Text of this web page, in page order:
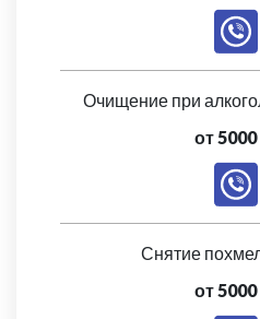
Очищение при
от
Снятие
от